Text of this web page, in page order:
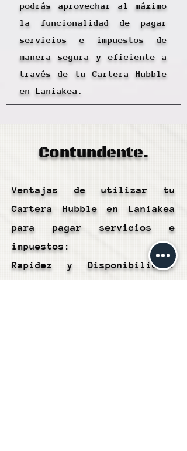
podrás aprovechar al máximo
la funcionalidad de pagar
servicios e impuestos de
manera segura y eficiente a
través de tu Cartera Hubble
en Laniakea.
Contundente.
Ventajas de utilizar tu
Cartera Hubble en Laniakea
para pagar servicios e
impuestos:
Rapidez y Disponibilidad: